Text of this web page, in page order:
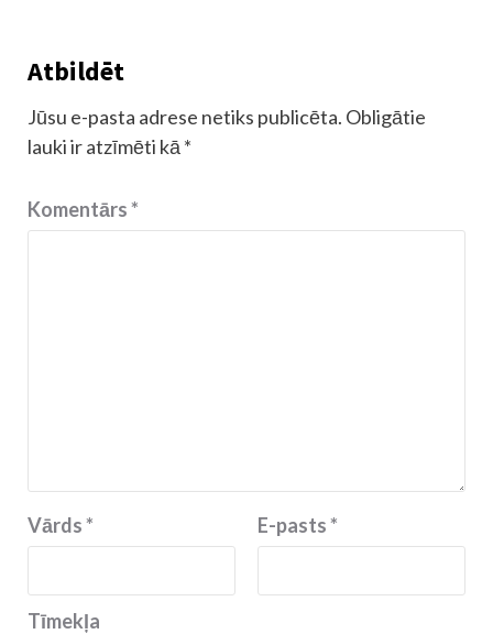
Atbildēt
Jūsu e-pasta adrese netiks publicēta. Obligātie
lauki ir atzīmēti kā *
Komentārs*
Vārds* E-pasts*
Tīmekļa